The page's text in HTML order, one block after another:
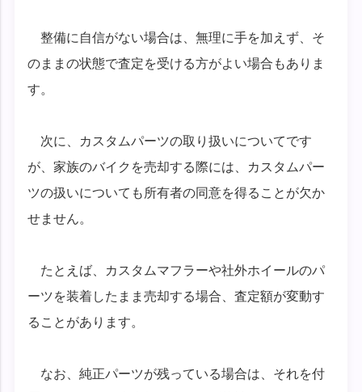
整備に自信がない場合は、無理に手を加えず、そ
のままの状態で査定を受ける方がよい場合もありま
す。
次に、カスタムパーツの取り扱いについてです
が、家族のバイクを売却する際には、カスタムパー
ツの扱いについても所有者の同意を得ることが欠か
せません。
たとえば、カスタムマフラーや社外ホイールのパ
ーツを装着したまま売却する場合、査定額が変動す
ることがあります。
なお、純正パーツが残っている場合は、それを付